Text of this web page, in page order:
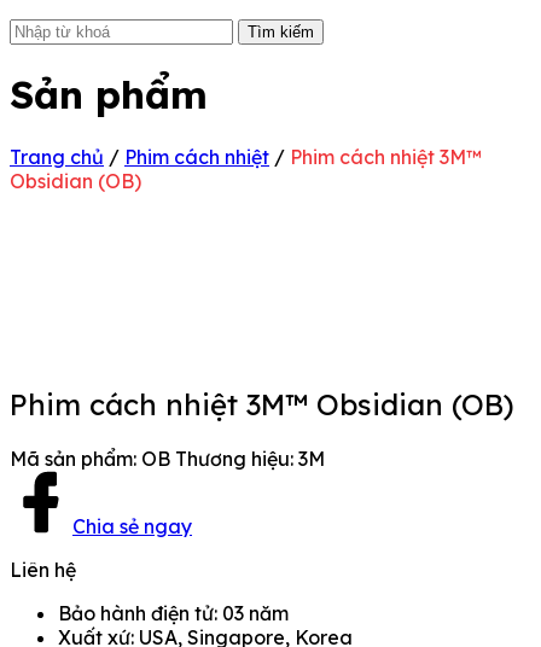
Tìm kiếm
Sản phẩm
Trang chủ / Phim cách nhiệt / Phim cách nhiệt 3M™
Obsidian (OB)
Phim cách nhiệt 3M™ Obsidian (OB)
Mã sản phẩm: OB Thương hiệu: 3M
Chia sẻ ngay
Liên hệ
Bảo hành điện tử: 03 năm
Xuất xứ: USA, Singapore, Korea